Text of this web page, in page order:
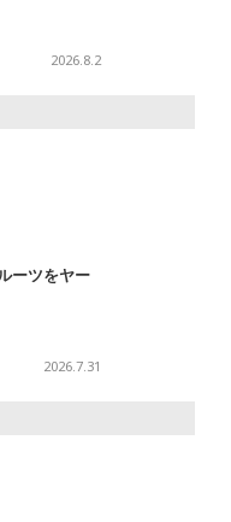
2026.8.2
ーツをヤー
2026.7.31